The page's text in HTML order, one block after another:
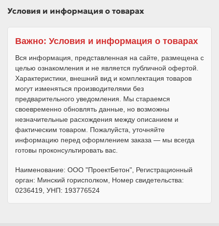
Условия и информация о товарах
Важно: Условия и информация о товарах
Вся информация, представленная на сайте, размещена с
целью ознакомления и не является публичной офертой.
Характеристики, внешний вид и комплектация товаров
могут изменяться производителями без
предварительного уведомления. Мы стараемся
своевременно обновлять данные, но возможны
незначительные расхождения между описанием и
фактическим товаром. Пожалуйста, уточняйте
информацию перед оформлением заказа — мы всегда
готовы проконсультировать вас.
Наименование: ООО "ПроектБетон", Регистрационный
орган: Минский горисполком, Номер свидетельства:
0236419, УНП: 193776524